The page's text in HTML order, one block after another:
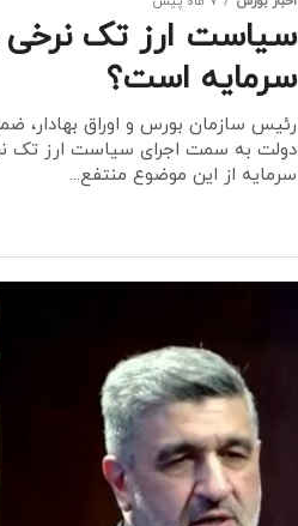
سیاست ارز تک نرخی
سرمایه است؟
رئیس سازمان بورس و اوراق بهادار،
دولت به سمت اجرای سیاست ارز تک
سرمایه از این موضوع منتفع...